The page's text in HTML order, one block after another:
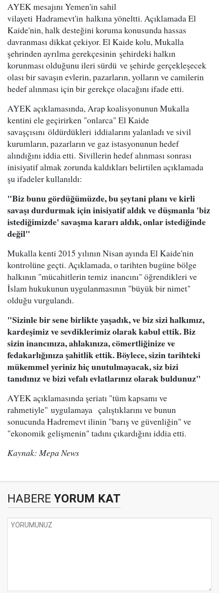
AYEK mesajını Yemen'in sahil
vilayeti Hadramevt'in halkına yöneltti. Açıklamada El
Kaide'nin, halk desteğini koruma konusunda hassas
davranması dikkat çekiyor. El Kaide kolu, Mukalla
şehrinden ayrılma gerekçesinin şehirdeki halkın
korunması olduğunu ileri sürdü ve şehirde gerçekleşecek
olası bir savaşın evlerin, pazarların, yolların ve camilerin
hedef alınması için bir gerekçe olacağını ifade etti.
AYEK açıklamasında, Arap koalisyonunun Mukalla
kentini ele geçirirken "onlarca" El Kaide
savaşçısını öldürdükleri iddialarını yalanladı ve sivil
kurumların, pazarların ve gaz istasyonunun hedef
alındığını iddia etti. Sivillerin hedef alınması sonrası
inisiyatif almak zorunda kaldıkları belirtilen açıklamada
şu ifadeler kullanıldı:
"Biz bunu gördüğümüzde, bu şeytani planı ve kirli
savaşı durdurmak için inisiyatif aldık ve düşmanla 'biz
istediğimizde' savaşma kararı aldık, onlar istediğinde
değil"
Mukalla kenti 2015 yılının Nisan ayında El Kaide'nin
kontrolüne geçti. Açıklamada, o tarihten bugüne bölge
halkının "mücahitlerin temiz inancını" öğrendikleri ve
İslam hukukunun uygulanmasının "büyük bir nimet"
olduğu vurgulandı.
"Sizinle bir sene birlikte yaşadık, ve biz sizi halkımız,
kardeşimiz ve sevdiklerimiz olarak kabul ettik. Biz
sizin inancınıza, ahlakınıza, cömertliğinize ve
fedakarlığınıza şahitlik ettik. Böylece, sizin tarihteki
mükemmel yeriniz hiç unutulmayacak, siz bizi
tanıdınız ve bizi vefalı evlatlarınız olarak buldunuz"
AYEK açıklamasında şeriatı "tüm kapsamı ve
rahmetiyle" uygulamaya çalıştıklarını ve bunun
sonucunda Hadremevt ilinin "barış ve güvenliğin" ve
"ekonomik gelişmenin" tadını çıkardığını iddia etti.
Kaynak: Mepa News
HABERE YORUM KAT